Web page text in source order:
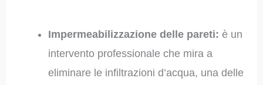
Impermeabilizzazione delle pareti: è un
intervento professionale che mira a
eliminare le infiltrazioni d’acqua, una delle